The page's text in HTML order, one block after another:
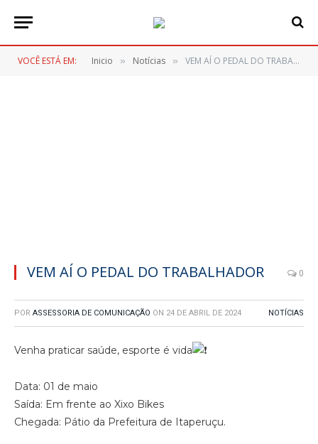
VOCÊ ESTÁ EM: Inicio » Notícias » VEM AÍ O PEDAL DO TRABALHADOR
VEM AÍ O PEDAL DO TRABALHADOR 0
POR ASSESSORIA DE COMUNICAÇÃO ON 24 DE ABRIL DE 2024 NOTÍCIAS
Venha praticar saúde, esporte é vida
Data: 01 de maio
Saída: Em frente ao Xixo Bikes
Chegada: Pátio da Prefeitura de Itaperuçu.